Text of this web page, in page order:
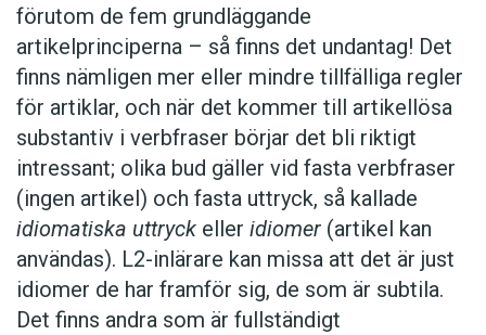
förutom de fem grundläggande
artikelprinciperna – så finns det undantag! Det
finns nämligen mer eller mindre tillfälliga regler
för artiklar, och när det kommer till artikellösa
substantiv i verbfraser börjar det bli riktigt
intressant; olika bud gäller vid fasta verbfraser
(ingen artikel) och fasta uttryck, så kallade
idiomatiska uttryck eller idiomer (artikel kan
användas). L2-inlärare kan missa att det är just
idiomer de har framför sig, de som är subtila.
Det finns andra som är fullständigt